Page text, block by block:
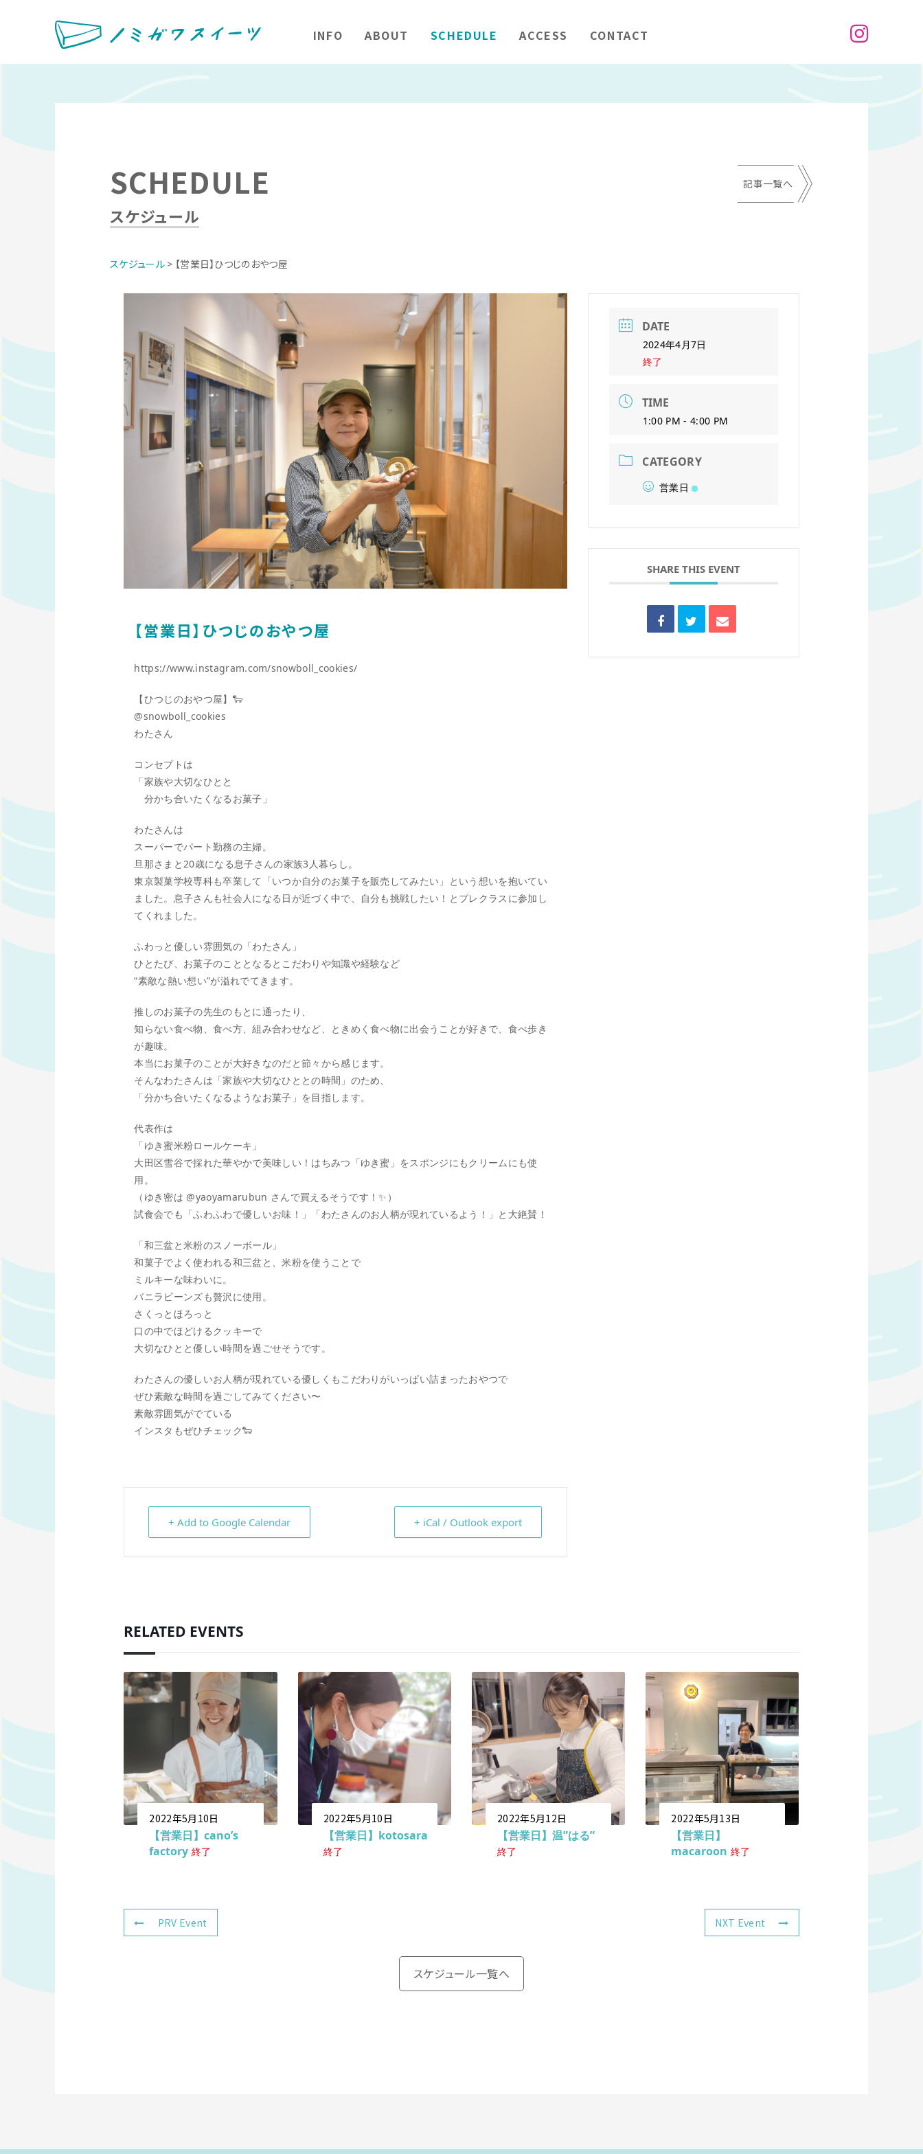
INFO ABOUT SCHEDULE ACCESS CONTACT
SCHEDULE
スケジュール
記事一覧へ
スケジュール> 【営業日】ひつじのおやつ屋
【営業日】ひつじのおやつ屋
https://www.instagram.com/snowboll_cookies/
【ひつじのおやつ屋】🐑
@snowboll_cookies
わたさん
コンセプトは
「家族や大切なひとと
分かち合いたくなるお菓子」
わたさんは
スーパーでパート勤務の主婦。
旦那さまと20歳になる息子さんの家族3人暮らし。
東京製菓学校専科も卒業して「いつか自分のお菓子を販売してみたい」という想いを抱いてい
ました。息子さんも社会人になる日が近づく中で、自分も挑戦したい！とプレクラスに参加し
てくれました。
ふわっと優しい雰囲気の「わたさん」
ひとたび、お菓子のこととなるとこだわりや知識や経験など
“素敵な熱い想い”が溢れでてきます。
推しのお菓子の先生のもとに通ったり、
知らない食べ物、食べ方、組み合わせなど、ときめく食べ物に出会うことが好きで、食べ歩き
が趣味。
本当にお菓子のことが大好きなのだと節々から感じます。
そんなわたさんは「家族や大切なひととの時間」のため、
「分かち合いたくなるようなお菓子」を目指します。
代表作は
「ゆき蜜米粉ロールケーキ」
大田区雪谷で採れた華やかで美味しい！はちみつ「ゆき蜜」をスポンジにもクリームにも使
用。
（ゆき密は @yaoyamarubun さんで買えるそうです！✨）
試食会でも「ふわふわで優しいお味！」「わたさんのお人柄が現れているよう！」と大絶賛！
「和三盆と米粉のスノーボール」
和菓子でよく使われる和三盆と、米粉を使うことで
ミルキーな味わいに。
バニラビーンズも贅沢に使用。
さくっとほろっと
口の中でほどけるクッキーで
大切なひとと優しい時間を過ごせそうです。
わたさんの優しいお人柄が現れている優しくもこだわりがいっぱい詰まったおやつで
ぜひ素敵な時間を過ごしてみてください〜
素敵雰囲気がでている
インスタもぜひチェック🐑
+ Add to Google Calendar + iCal / Outlook export
DATE
2024年4月7日
終了
TIME
1:00 PM - 4:00 PM
CATEGORY
営業日
SHARE THIS EVENT
RELATED EVENTS
2022年5月10日
【営業日】cano’s
factory 終了
2022年5月10日
【営業日】kotosara
終了
2022年5月12日
【営業日】温”はる”
終了
2022年5月13日
【営業日】
macaroon 終了
PRV Event NXT Event
スケジュール一覧へ